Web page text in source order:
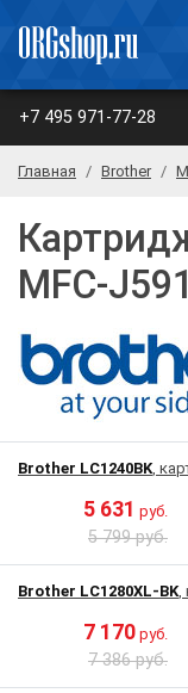
+7 495 971-77-28
Главная Brother
MFC-
Brother LC1240BK,
5 631 руб.
5 799 руб.
Brother LC1280XL-BK,
7 170 руб.
7 386 руб.